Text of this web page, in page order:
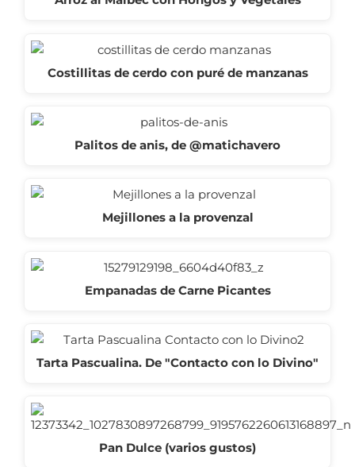
Costillitas de cerdo con puré de manzanas
Palitos de anis, de @matichavero
Mejillones a la provenzal
Empanadas de Carne Picantes
Tarta Pascualina. De "Contacto con lo Divino"
Pan Dulce (varios gustos)